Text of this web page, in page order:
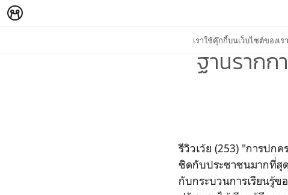
เราใช้คุ๊กกี้บนเว็บไซต์ของเ
ฐานราก
รีวิวเว้ย (253) "การปก
ชิดกับประชาชนมากที่สุ
กับกระบวนการเรียนรู้ข